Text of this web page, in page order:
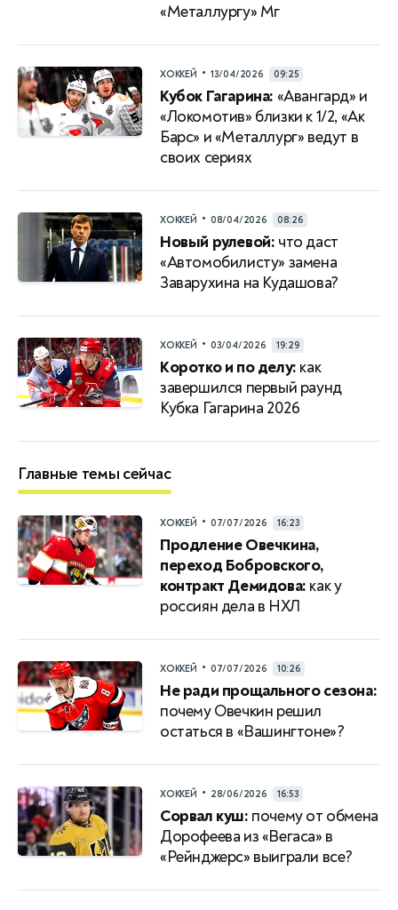
«Металлургу» Мг
ХОККЕЙ • 13/04/2026 09:25
Кубок Гагарина: «Авангард» и
«Локомотив» близки к 1/2, «Ак
Барс» и «Металлург» ведут в
своих сериях
ХОККЕЙ • 08/04/2026 08:26
Новый рулевой: что даст
«Автомобилисту» замена
Заварухина на Кудашова?
ХОККЕЙ • 03/04/2026 19:29
Коротко и по делу: как
завершился первый раунд
Кубка Гагарина 2026
Главные темы сейчас
ХОККЕЙ • 07/07/2026 16:23
Продление Овечкина,
переход Бобровского,
контракт Демидова: как у
россиян дела в НХЛ
ХОККЕЙ • 07/07/2026 10:26
Не ради прощального сезона:
почему Овечкин решил
остаться в «Вашингтоне»?
ХОККЕЙ • 28/06/2026 16:53
Сорвал куш: почему от обмена
Дорофеева из «Вегаса» в
«Рейнджерс» выиграли все?